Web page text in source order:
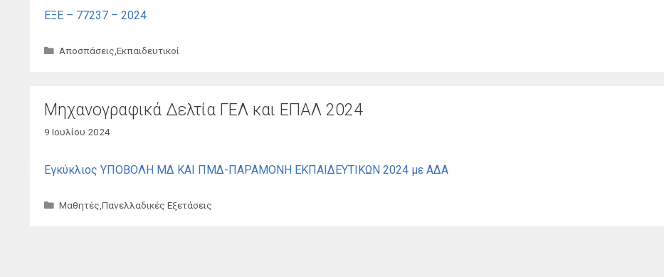
ΕΞΕ – 77237 – 2024
Κατηγορίες
Αποσπάσεις,Εκπαιδευτικοί
Μηχανογραφικά Δελτία ΓΕΛ και ΕΠΑΛ 2024
9 Ιουλίου 2024
Εγκύκλιος ΥΠΟΒΟΛΗ ΜΔ ΚΑΙ ΠΜΔ-ΠΑΡΑΜΟΝΗ ΕΚΠΑΙΔΕΥΤΙΚΩΝ 2024 με ΑΔΑ
Κατηγορίες
Μαθητές,Πανελλαδικές Εξετάσεις